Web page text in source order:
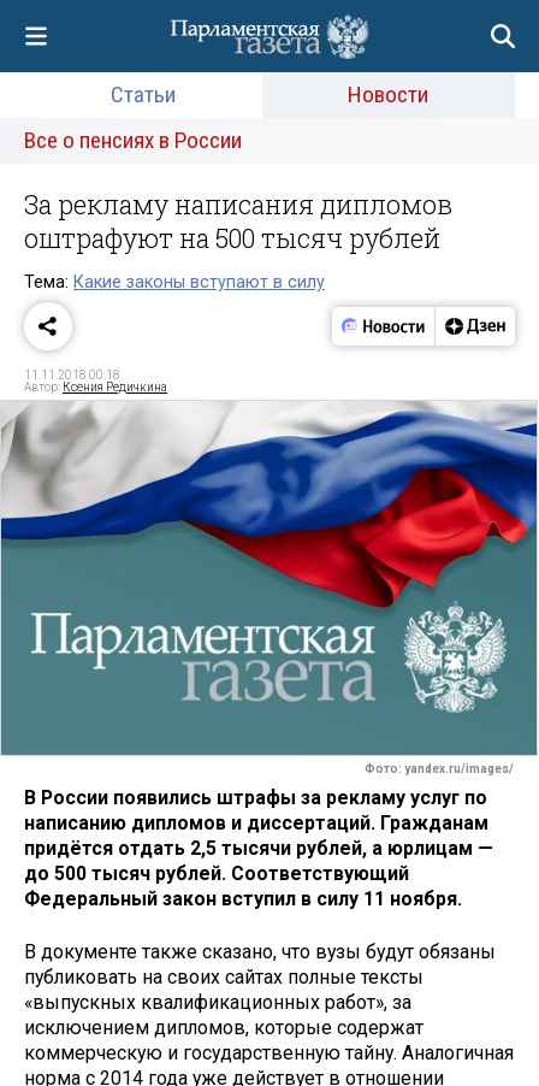
Статьи
Новости
Все о пенсиях в России
За рекламу написания дипломов
оштрафуют на 500 тысяч рублей
Тема: Какие законы вступают в силу
11.11.2018 00:18
Автор: Ксения Редичкина
Фото: yandex.ru/images/
В России появились штрафы за рекламу услуг по
написанию дипломов и диссертаций. Гражданам
придётся отдать 2,5 тысячи рублей, а юрлицам —
до 500 тысяч рублей. Соответствующий
Федеральный закон вступил в силу 11 ноября.
В документе также сказано, что вузы будут обязаны
публиковать на своих сайтах полные тексты
«выпускных квалификационных работ», за
исключением дипломов, которые содержат
коммерческую и государственную тайну. Аналогичная
норма с 2014 года уже действует в отношении